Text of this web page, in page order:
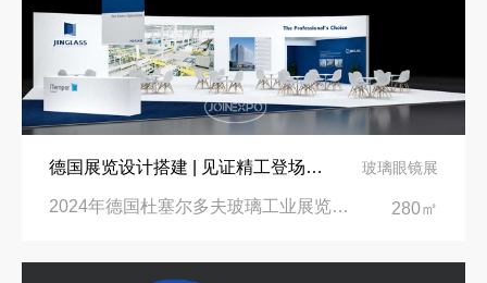
德国展览设计搭建 | 见证精工登场玻璃工业展览会 Glasstec 2024 玻璃眼镜展
2024年德国杜塞尔多夫玻璃工业展览会Glasstec|德国杜塞尔多夫会展中心 280㎡